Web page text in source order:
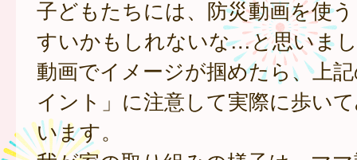
子どもたちには、防災動画を使
すいかもしれないな…と思いま
動画でイメージが掴めたら、上
イント」に注意して実際に歩い
います。